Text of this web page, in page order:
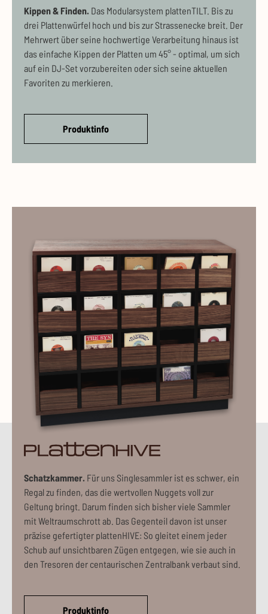
Kippen & Finden. Das Modularsystem plattenTILT. Bis zu
drei Plattenwürfel hoch und bis zur Strassenecke breit. Der
Mehrwert über seine hochwertige Verarbeitung hinaus ist
das einfache Kippen der Platten um 45° - optimal, um sich
auf ein DJ-Set vorzubereiten oder sich seine aktuellen
Favoriten zu merkieren.
Produktinfo
Schatzkammer. Für uns Singlesammler ist es schwer, ein
Regal zu finden, das die wertvollen Nuggets voll zur
Geltung bringt. Darum finden sich bisher viele Sammler
mit Weltraumschrott ab. Das Gegenteil davon ist unser
präzise gefertigter plattenHIVE: So gleitet einem jeder
Schub auf unsichtbaren Zügen entgegen, wie sie auch in
den Tresoren der centaurischen Zentralbank verbaut sind.
Produktinfo